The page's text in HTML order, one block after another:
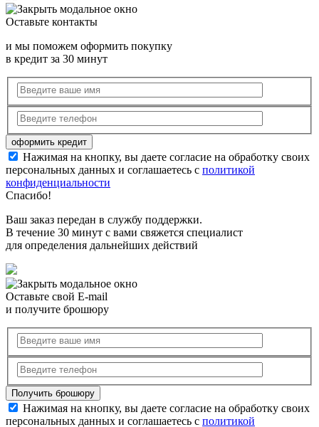
Оставьте контакты
и мы поможем оформить покупку
в кредит за 30 минут
Нажимая на кнопку, вы даете согласие на обработку своих
персональных данных и соглашаетесь с политикой
конфиденциальности
Спасибо!
Ваш заказ передан в службу поддержки.
В течение 30 минут с вами свяжется специалист
для определения дальнейших действий
Оставьте свой E-mail
и получите брошюру
Нажимая на кнопку, вы даете согласие на обработку своих
персональных данных и соглашаетесь с политикой